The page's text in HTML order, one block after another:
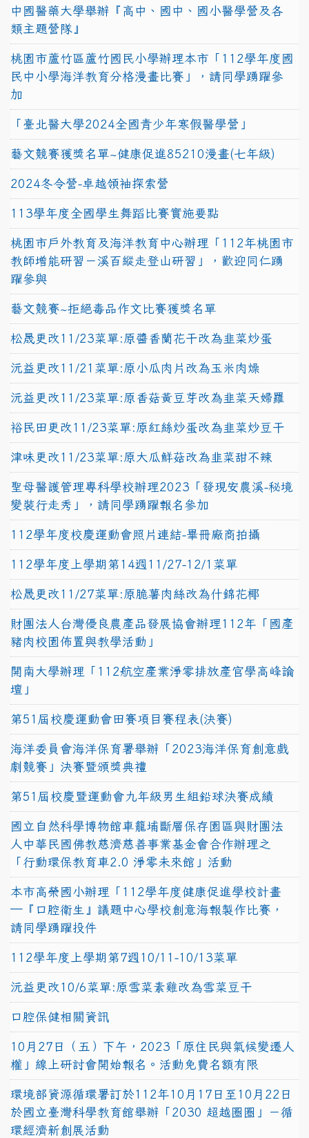
中國醫藥大學舉辦『高中、國中、國小醫學營及各
類主題營隊』
桃園市蘆竹區蘆竹國民小學辦理本市「112學年度國
民中小學海洋教育分格漫畫比賽」，請同學踴躍參
加
「臺北醫大學2024全國青少年寒假醫學營」
藝文競賽獲獎名單~健康促進85210漫畫(七年級)
2024冬令營-卓越領袖探索營
113學年度全國學生舞蹈比賽實施要點
桃園市戶外教育及海洋教育中心辦理「112年桃園市
教師增能研習－溪百縱走登山研習」，歡迎同仁踴
躍參與
藝文競賽~拒絕毒品作文比賽獲獎名單
松晟更改11/23菜單:原醬香蘭花干改為韭菜炒蛋
沅益更改11/21菜單:原小瓜肉片改為玉米肉燥
沅益更改11/23菜單:原香菇黃豆芽改為韭菜天婦羅
裕民田更改11/23菜單:原紅絲炒蛋改為韭菜炒豆干
津味更改11/23菜單:原大瓜鮮菇改為韭菜甜不辣
聖母醫護管理專科學校辦理2023「發現安農溪-秘境
變裝行走秀」，請同學踴躍報名參加
112學年度校慶運動會照片連結-畢冊廠商拍攝
112學年度上學期第14週11/27-12/1菜單
松晟更改11/27菜單:原脆薯肉絲改為什錦花椰
財團法人台灣優良農產品發展協會辦理112年「國產
豬肉校園佈置與教學活動」
開南大學辦理「112航空產業淨零排放產官學高峰論
壇」
第51屆校慶運動會田賽項目賽程表(決賽)
海洋委員會海洋保育署舉辦「2023海洋保育創意戲
劇競賽」決賽暨頒獎典禮
第51屆校慶暨運動會九年級男生組鉛球決賽成績
國立自然科學博物館車籠埔斷層保存園區與財團法
人中華民國佛教慈濟慈善事業基金會合作辦理之
「行動環保教育車2.0 淨零未來館」活動
本市高榮國小辦理「112學年度健康促進學校計畫
─『口腔衛生』議題中心學校創意海報製作比賽，
請同學踴躍投件
112學年度上學期第7週10/11-10/13菜單
沅益更改10/6菜單:原雪菜素雞改為雪菜豆干
口腔保健相關資訊
10月27日（五）下午，2023「原住民與氣候變遷人
權」線上研討會開始報名。活動免費名額有限
環境部資源循環署訂於112年10月17日至10月22日
於國立臺灣科學教育館舉辦「2030 超越圈圈」－循
環經濟新創展活動